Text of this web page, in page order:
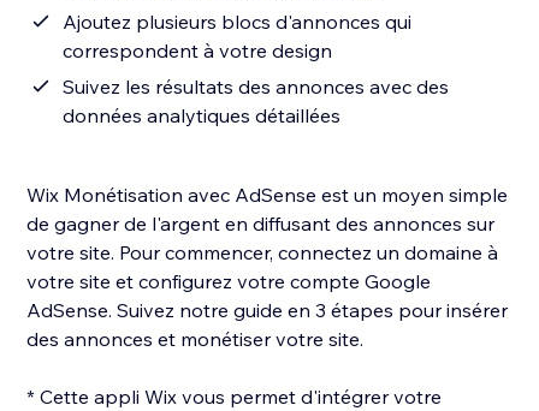
Ajoutez plusieurs blocs d'annonces qui
correspondent à votre design
Suivez les résultats des annonces avec des
données analytiques détaillées
Wix Monétisation avec AdSense est un moyen simple
de gagner de l'argent en diffusant des annonces sur
votre site. Pour commencer, connectez un domaine à
votre site et configurez votre compte Google
AdSense. Suivez notre guide en 3 étapes pour insérer
des annonces et monétiser votre site.
* Cette appli Wix vous permet d'intégrer votre